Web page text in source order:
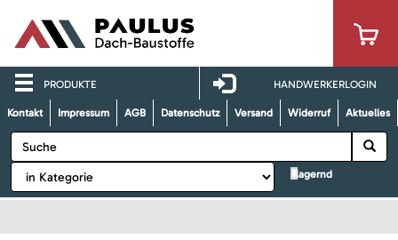
PRODUKTE HANDWERKERLOGIN
Kontakt Impressum AGB Datenschutz Versand Widerruf Aktuelles
lagernd